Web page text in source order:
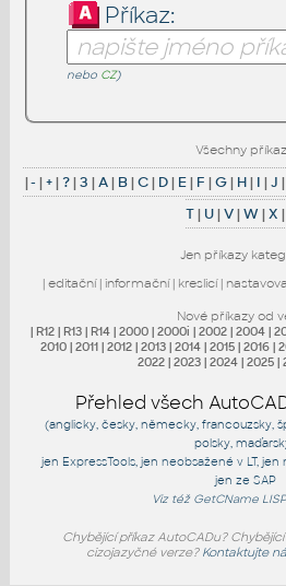
Příkaz:
nebo CZ)
Všechny
|- |+|?|3 |A| B|C| D| E| F |G| H| I |J |
T| U|V|W|X |
Jen příkazy
| editační| informační| kreslicí|
Nové příkazy od
| R12 | R13 | R14 | 2000 | 2000i | 2002 | 2004 |
2010 | 2011 | 2012 | 2013 | 2014 | 2015 | 2016 |
2022 | 2023 | 2024 | 2025 |
Přehled všech
(anglicky, česky, německy, francouzsky,
polsky,
jen ExpressTools , jen neobsažené v LT, jen
jen ze SAP
Viz též GetCName
Chybějící příkaz AutoCADu?
cizojazyčné verze? Kontaktujte